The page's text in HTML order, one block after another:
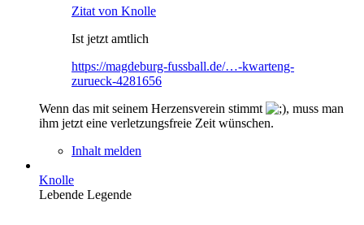
Zitat von Knolle
Ist jetzt amtlich
https://magdeburg-fussball.de/…-kwarteng-
zurueck-4281656
Wenn das mit seinem Herzensverein stimmt
, muss man
ihm jetzt eine verletzungsfreie Zeit wünschen.
Inhalt melden
Knolle
Lebende Legende